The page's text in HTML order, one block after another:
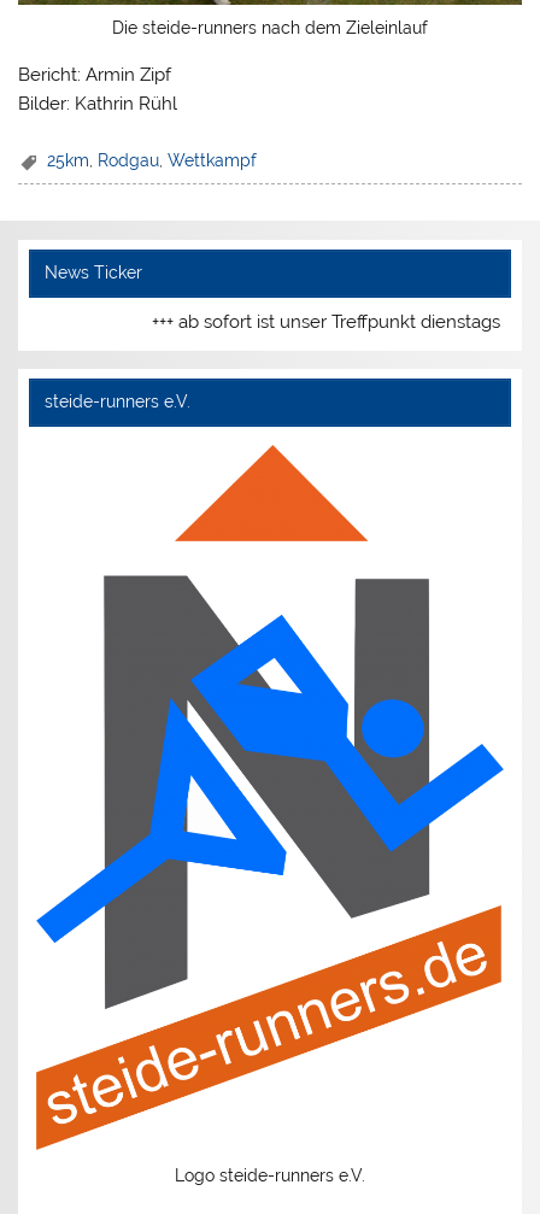
Die steide-runners nach dem Zieleinlauf
Bericht: Armin Zipf
Bilder: Kathrin Rühl
25km Rodgau ,Wettkampf
News Ticker
+++ ab sofort ist unser Treffpunkt dienstags und
steide-runners e.V.
Logo steide-runners e.V.